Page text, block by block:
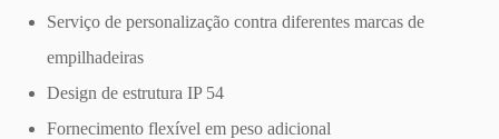
Serviço de personalização contra diferentes marcas de
empilhadeiras
Design de estrutura IP 54
Fornecimento flexível em peso adicional